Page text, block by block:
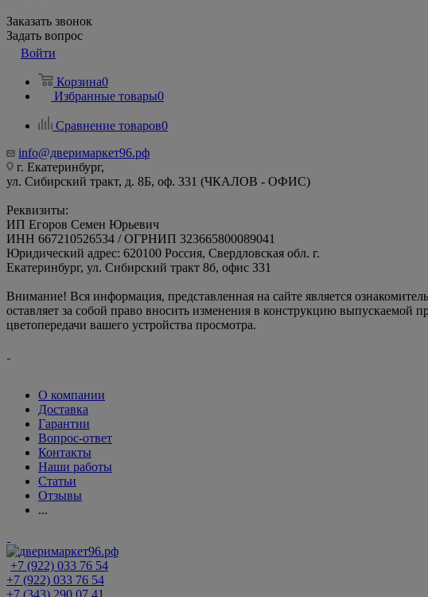
Заказать звонок
Задать вопрос
Войти
Корзина0
Избранные товары0
Сравнение товаров0
info@дверимаркет96.рф
г. Екатеринбург,
ул. Сибирский тракт, д. 8Б, оф. 331 (ЧКАЛОВ - ОФИС)
Реквизиты:
ИП Егоров Семен Юрьевич
ИНН 667210526534 / ОГРНИП 323665800089041
Юридический адрес: 620100 Россия, Свердловская обл. г.
Екатеринбург, ул. Сибирский тракт 8б, офис 331
Внимание! Вся информация, представленная на сайте является
оставляет за собой право вносить изменения в конструкцию выпускаемой
цветопередачи вашего устройства просмотра.
О компании
Доставка
Гарантии
Вопрос-ответ
Контакты
Наши работы
Статьи
Отзывы
...
+7 (922) 033 76 54
+7 (922) 033 76 54
+7 (343) 290 07 41